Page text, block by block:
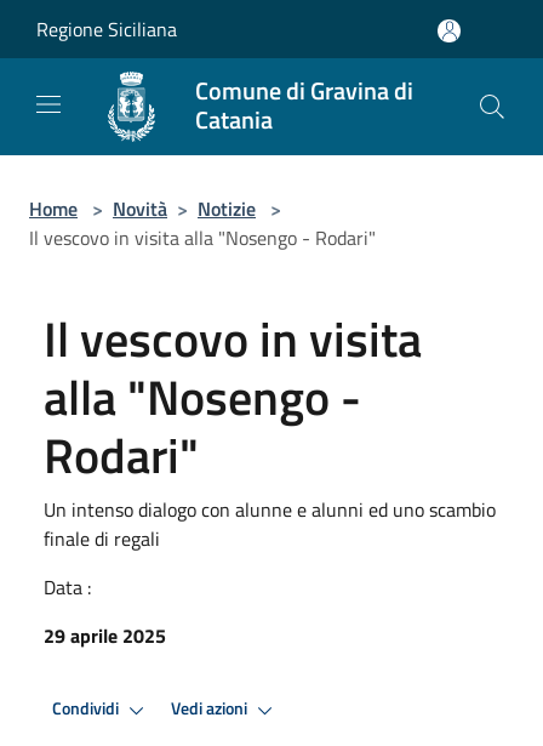
Regione Siciliana
Comune di Gravina di
Catania
Home > Novità > Notizie >
Il vescovo in visita alla "Nosengo - Rodari"
Il vescovo in visita
alla "Nosengo -
Rodari"
Un intenso dialogo con alunne e alunni ed uno scambio
finale di regali
Data :
29 aprile 2025
Condividi Vedi azioni